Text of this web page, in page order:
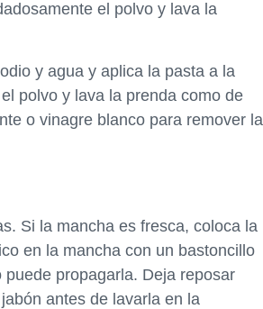
el polvo y lava la
y agua y aplica la pasta a la
polvo y lava la prenda como de
o vinagre blanco para remover la
Si la mancha es fresca, coloca la
en la mancha con un bastoncillo
propagarla. Deja reposar
antes de lavarla en la